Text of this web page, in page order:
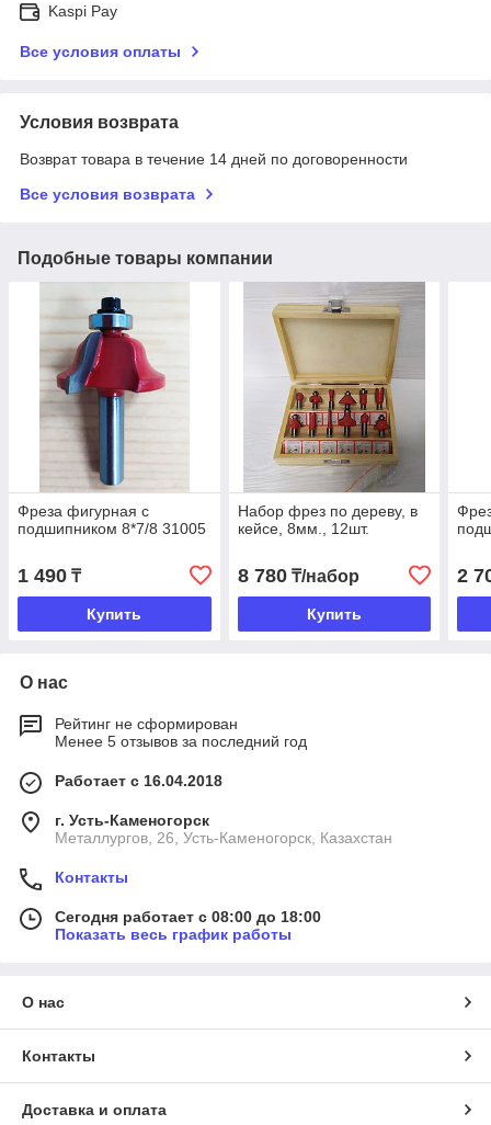
Kaspi Pay
Все условия оплаты
Условия возврата
Возврат товара в течение 14 дней по договоренности
Все условия возврата
Подобные товары компании
Фреза фигурная с
подшипником 8*7/8 31005
1 490 ₸
Купить
Набор фрез по дереву, в
кейсе, 8мм., 12шт.
8 780₸/набор
Купить
2
О нас
Рейтинг не сформирован
Менее 5 отзывов за последний год
Работает с 16.04.2018
г. Усть-Каменогорск
Металлургов, 26, Усть-Каменогорск, Казахстан
Контакты
Сегодня работает с 08:00 до 18:00
Показать весь график работы
О нас
Контакты
Доставка и оплата